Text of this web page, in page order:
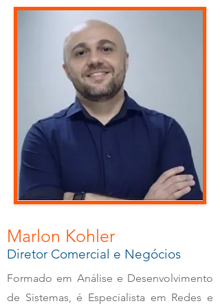
Marlon Kohler
Diretor Comercial e Negócios
Formado em Análise e Desenvolvimento
de Sistemas, é Especialista em Redes e